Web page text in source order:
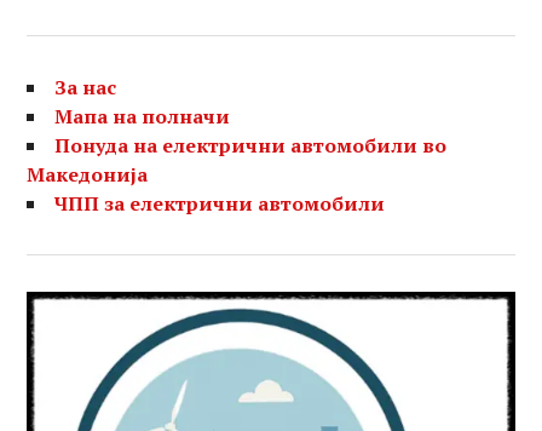
За нас
Мапа на полначи
Понуда на електрични автомобили во
Македонија
ЧПП за електрични автомобили